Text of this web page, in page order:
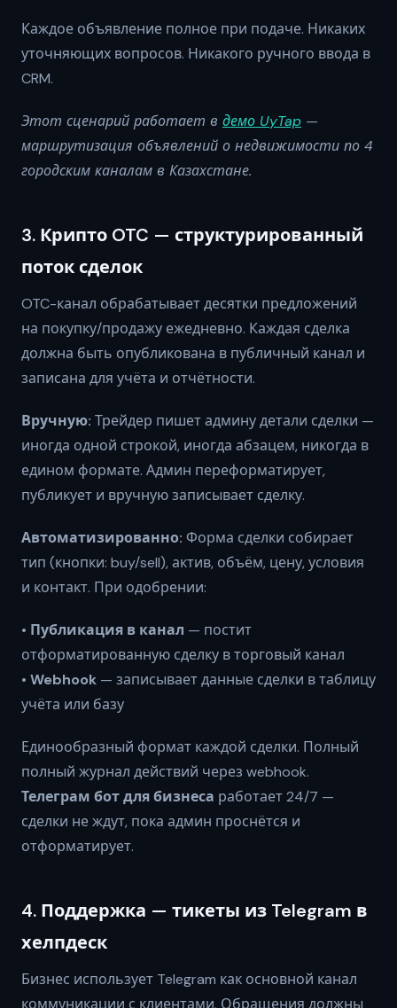
Каждое объявление полное при подаче. Никаких
уточняющих вопросов. Никакого ручного ввода в
CRM.
Этот сценарий работает в демо UyTap —
маршрутизация объявлений о недвижимости по 4
городским каналам в Казахстане.
3. Крипто OTC — структурированный
поток сделок
OTC-канал обрабатывает десятки предложений
на покупку/продажу ежедневно. Каждая сделка
должна быть опубликована в публичный канал и
записана для учёта и отчётности.
Вручную: Трейдер пишет админу детали сделки —
иногда одной строкой, иногда абзацем, никогда в
едином формате. Админ переформатирует,
публикует и вручную записывает сделку.
Автоматизированно: Форма сделки собирает
тип (кнопки: buy/sell), актив, объём, цену, условия
и контакт. При одобрении:
• Публикация в канал — постит
отформатированную сделку в торговый канал
• Webhook — записывает данные сделки в таблицу
учёта или базу
Единообразный формат каждой сделки. Полный
полный журнал действий через webhook.
Телеграм бот для бизнеса работает 24/7 —
сделки не ждут, пока админ проснётся и
отформатирует.
4. Поддержка — тикеты из Telegram в
хелпдеск
Бизнес использует Telegram как основной канал
коммуникации с клиентами. Обращения должны